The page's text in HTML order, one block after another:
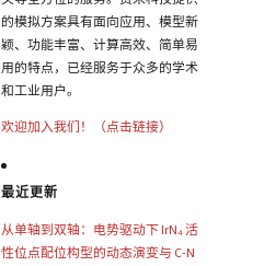
的模拟方案具有面向应用、模型新
颖、功能丰富、计算高效、简单易
用的特点，已经服务于众多的学术
和工业用户。
欢迎加入我们！（点击链接）
最近更新
从单轴到双轴：电势驱动下 IrN₄ 活
性位点配位构型的动态演变与 C-N